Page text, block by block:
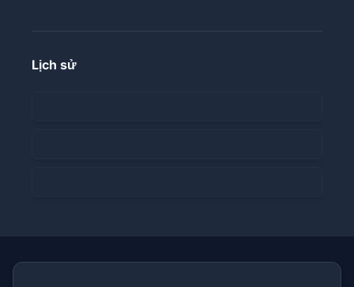
Lịch sử